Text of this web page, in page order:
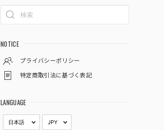
NOTICE
プライバシーポリシー
特定商取引法に基づく表記
LANGUAGE